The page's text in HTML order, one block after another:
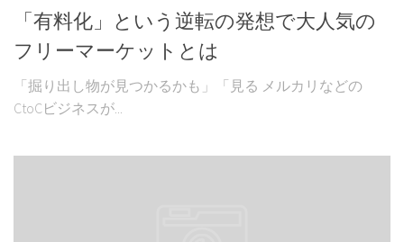
「有料化」という逆転の発想で大人気の
フリーマーケットとは
「掘り出し物が見つかるかも」「見る メルカリなどの
CtoCビジネスが...